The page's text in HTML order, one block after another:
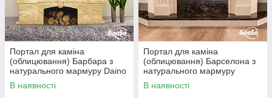
Портал для каміна
(облицювання) Барбара з
натурального мармуру Daino
Reale
В наявності
Портал для каміна
(облицювання) Барселона з
натурального мармуру
Botticino
В наявності